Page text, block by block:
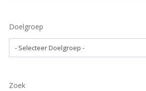
Doelgroep
Zoek